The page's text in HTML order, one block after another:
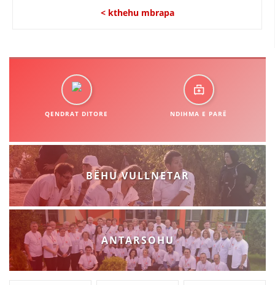
BORDI DREJTUES
KUVENDI
STRUKTURA DHE STRUKTURA ORGANIZATIVE
DISEMINIMI
DREJTA NDERKOMBETARE HUMANITARE
< kthehu mbrapa
QENDRAT DITORE NDIHMA E PARË
BËHU VULLNETAR
ANTARSOHU